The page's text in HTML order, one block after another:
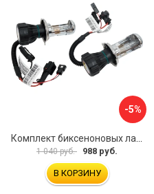
-5%
1 040 руб. 988 руб.
В КОРЗИНУ